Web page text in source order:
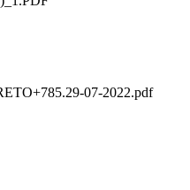
07-2022.pdf